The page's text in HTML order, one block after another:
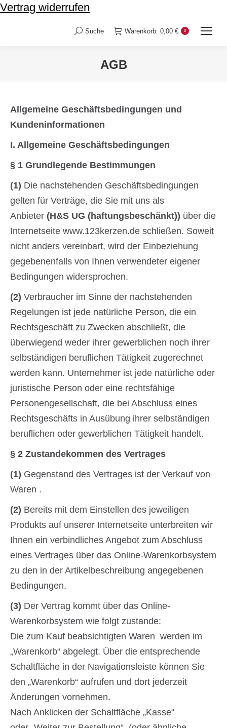
Vertrag widerrufen
Search:
Suche Warenkorb: 0,00 € 0
AGB
Allgemeine Geschäftsbedingungen und
Kundeninformationen
I. Allgemeine Geschäftsbedingungen
§ 1 Grundlegende Bestimmungen
(1) Die nachstehenden Geschäftsbedingungen
gelten für Verträge, die Sie mit uns als
Anbieter (H&S UG (haftungsbeschänkt)) über die
Internetseite www.123kerzen.de schließen. Soweit
nicht anders vereinbart, wird der Einbeziehung
gegebenenfalls von Ihnen verwendeter eigener
Bedingungen widersprochen.
(2) Verbraucher im Sinne der nachstehenden
Regelungen ist jede natürliche Person, die ein
Rechtsgeschäft zu Zwecken abschließt, die
überwiegend weder ihrer gewerblichen noch ihrer
selbständigen beruflichen Tätigkeit zugerechnet
werden kann. Unternehmer ist jede natürliche oder
juristische Person oder eine rechtsfähige
Personengesellschaft, die bei Abschluss eines
Rechtsgeschäfts in Ausübung ihrer selbständigen
beruflichen oder gewerblichen Tätigkeit handelt.
§ 2 Zustandekommen des Vertrages
(1) Gegenstand des Vertrages ist der Verkauf von
Waren .
(2) Bereits mit dem Einstellen des jeweiligen
Produkts auf unserer Internetseite unterbreiten wir
Ihnen ein verbindliches Angebot zum Abschluss
eines Vertrages über das Online-Warenkorbsystem
zu den in der Artikelbeschreibung angegebenen
Bedingungen.
(3) Der Vertrag kommt über das Online-
Warenkorbsystem wie folgt zustande:
Die zum Kauf beabsichtigten Waren werden im
„Warenkorb“ abgelegt. Über die entsprechende
Schaltfläche in der Navigationsleiste können Sie
den „Warenkorb“ aufrufen und dort jederzeit
Änderungen vornehmen.
Nach Anklicken der Schaltfläche „Kasse“